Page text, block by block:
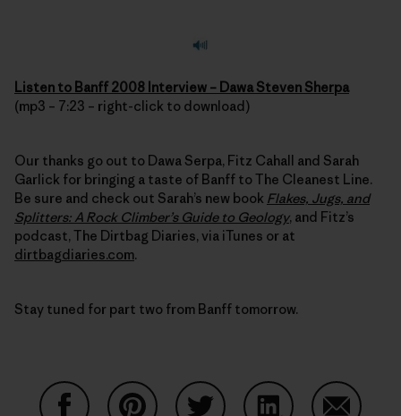
Listen to Banff 2008 Interview – Dawa Steven Sherpa
(mp3 – 7:23 – right-click to download)
Our thanks go out to Dawa Serpa, Fitz Cahall and Sarah
Garlick for bringing a taste of Banff to The Cleanest Line.
Be sure and check out Sarah’s new book Flakes, Jugs, and
Splitters: A Rock Climber’s Guide to Geology, and Fitz’s
podcast, The Dirtbag Diaries, via iTunes or at
dirtbagdiaries.com.
Stay tuned for part two from Banff tomorrow.